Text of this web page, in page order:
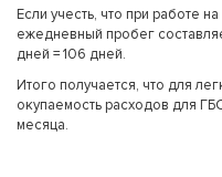
Если учесть, что при работе
ежедневный пробег
дней = 106 дней.
Итого получается, что для
окупаемость расходов для
месяца.